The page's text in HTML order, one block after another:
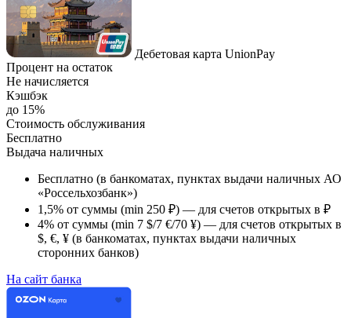
Дебетовая карта UnionPay
Процент на остаток
Не начисляется
Кэшбэк
до 15%
Стоимость обслуживания
Бесплатно
Выдача наличных
Бесплатно (в банкоматах, пунктах выдачи наличных АО
«Россельхозбанк»)
1,5% от суммы (min 250 ₽) — для счетов открытых в ₽
4% от суммы (min 7 $/7 €/70 ¥) — для счетов открытых в
$, €, ¥ (в банкоматах, пунктах выдачи наличных
сторонних банков)
На сайт банка